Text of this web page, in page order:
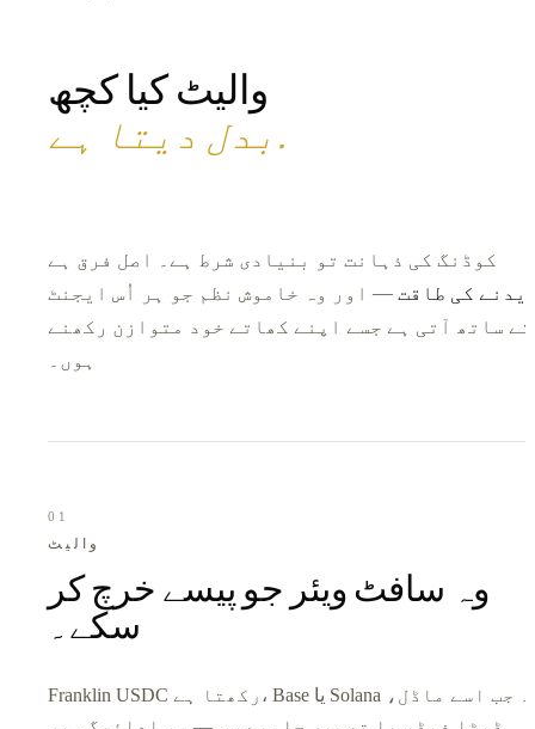
والیٹ کیا کچھ
بدل دیتا ہے .
کوڈنگ کی ذہانت تو بنیادی شرط ہے۔ اصل فرق ہے
کی طاقت — اور وہ خاموش نظم جو ہر اُس ایجنٹ
کے ساتھ آتی ہے جسے اپنے کھاتے خود متوازن رکھنے
ہوں۔
01
والیٹ
وہ سافٹ ویئر جو پیسے خرچ کر
سکے۔
Franklin USDC رکھتا ہے، Base یا Solana پر۔ جب اسے ماڈل،